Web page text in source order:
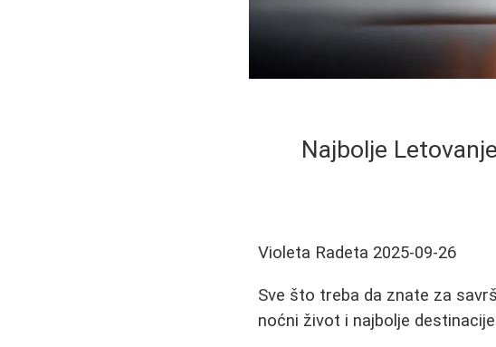
Najbolje
Violeta Radeta 2025-09-26
Sve što treba da znate za
noćni život i najbolje